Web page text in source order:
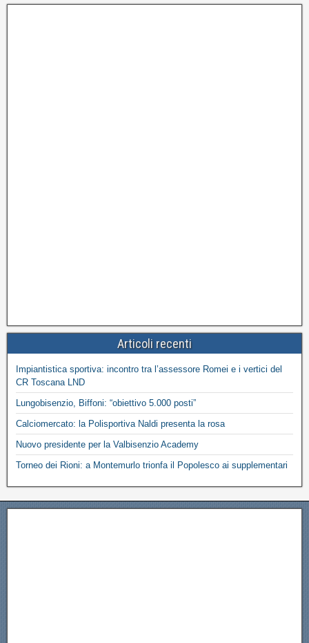
Articoli recenti
Impiantistica sportiva: incontro tra l’assessore Romei e i vertici del
CR Toscana LND
Lungobisenzio, Biffoni: “obiettivo 5.000 posti”
Calciomercato: la Polisportiva Naldi presenta la rosa
Nuovo presidente per la Valbisenzio Academy
Torneo dei Rioni: a Montemurlo trionfa il Popolesco ai supplementari